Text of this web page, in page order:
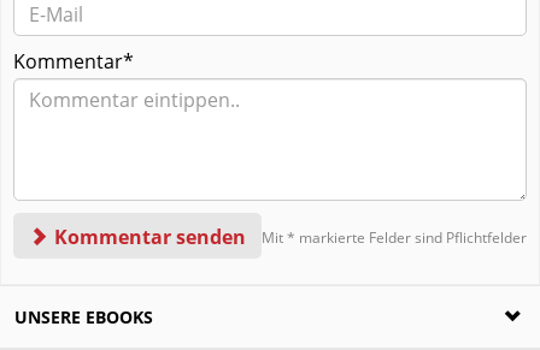
Kommentar*
Kommentar senden Mit * markierte Felder sind Pflichtfelder
UNSERE EBOOKS